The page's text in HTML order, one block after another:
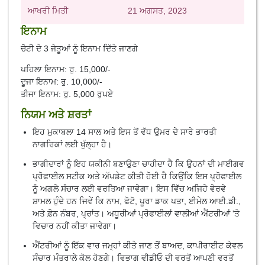
ਆਖਰੀ ਮਿਤੀ 21 ਅਗਸਤ, 2023
ਇਨਾਮ
ਚੋਟੀ ਦੇ 3 ਜੇਤੂਆਂ ਨੂੰ ਇਨਾਮ ਦਿੱਤੇ ਜਾਣਗੇ
ਪਹਿਲਾ ਇਨਾਮ: ਰੁ. 15,000/-
ਦੂਜਾ ਇਨਾਮ: ਰੁ. 10,000/-
ਤੀਜਾ ਇਨਾਮ: ਰੁ. 5,000 ਰੁਪਏ
ਨਿਯਮ ਅਤੇ ਸ਼ਰਤਾਂ
ਇਹ ਮੁਕਾਬਲਾ 14 ਸਾਲ ਅਤੇ ਇਸ ਤੋਂ ਵੱਧ ਉਮਰ ਦੇ ਸਾਰੇ ਭਾਰਤੀ
ਨਾਗਰਿਕਾਂ ਲਈ ਖੁੱਲ੍ਹਾ ਹੈ।
ਭਾਗੀਦਾਰਾਂ ਨੂੰ ਇਹ ਯਕੀਨੀ ਬਣਾਉਣਾ ਚਾਹੀਦਾ ਹੈ ਕਿ ਉਹਨਾਂ ਦੀ ਮਾਈਗਵ
ਪ੍ਰੋਫਾਈਲ ਸਟੀਕ ਅਤੇ ਅੱਪਡੇਟ ਕੀਤੀ ਹੋਈ ਹੈ ਕਿਉਂਕਿ ਇਸ ਪ੍ਰੋਫਾਈਲ
ਨੂੰ ਅਗਲੇ ਸੰਚਾਰ ਲਈ ਵਰਤਿਆ ਜਾਵੇਗਾ। ਇਸ ਵਿੱਚ ਅਜਿਹੇ ਵੇਰਵੇ
ਸ਼ਾਮਲ ਹੁੰਦੇ ਹਨ ਜਿਵੇਂ ਕਿ ਨਾਮ, ਫੋਟੋ, ਪੂਰਾ ਡਾਕ ਪਤਾ, ਈਮੇਲ ਆਈ.ਡੀ.,
ਅਤੇ ਫ਼ੋਨ ਨੰਬਰ, ਪ੍ਰਾਂਤ। ਅਧੂਰੀਆਂ ਪ੍ਰੋਫਾਈਲਾਂ ਵਾਲੀਆਂ ਐਂਟਰੀਆਂ 'ਤੇ
ਵਿਚਾਰ ਨਹੀਂ ਕੀਤਾ ਜਾਵੇਗਾ।
ਐਂਟਰੀਆਂ ਨੂੰ ਇੱਕ ਵਾਰ ਜਮ੍ਹਾਂ ਕੀਤੇ ਜਾਣ ਤੋਂ ਬਾਅਦ, ਕਾਪੀਰਾਈਟ ਕੇਵਲ
ਸੰਚਾਰ ਮੰਤਰਾਲੇ ਕੋਲ ਹੋਣਗੇ। ਵਿਭਾਗ ਵੀਡੀਓ ਦੀ ਵਰਤੋਂ ਆਪਣੀ ਵਰਤੋਂ